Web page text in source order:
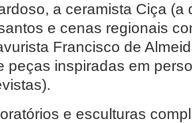
a ceramista Ciça (a
e cenas regionais
Francisco de
peças inspiradas em
e esculturas